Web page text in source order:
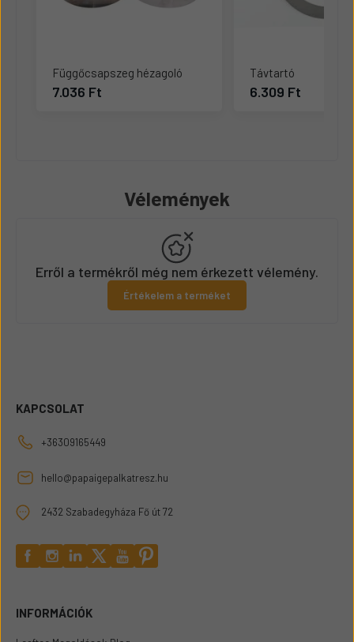
Függőcsapszeg hézagoló
7.036 Ft
Távtartó
6.309 Ft
Vélemények
Erről a termékről még nem érkezett vélemény.
Értékelem a terméket
KAPCSOLAT
+36309165449
hello@papaigepalkatresz.hu
2432 Szabadegyháza Fő út 72
INFORMÁCIÓK